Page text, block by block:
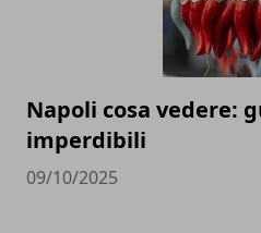
Napoli cosa vedere:
imperdibili
09/10/2025